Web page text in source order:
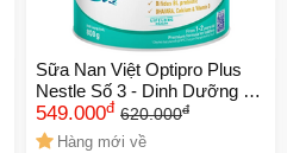
Sữa Nan Việt Optipro Plus
Nestle Số 3 - Dinh Dưỡng Hỗ
Trợ Đề Kháng và Tiêu Hóa
Cho Trẻ 1-2 Tuổi - Hộp 800g
549.000đ 620.000đ
Hàng mới về